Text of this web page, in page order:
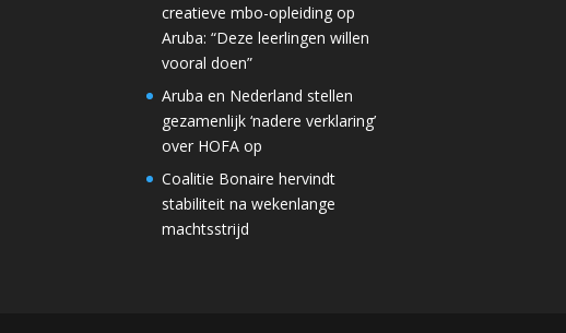
creatieve mbo-opleiding op
Aruba: “Deze leerlingen willen
vooral doen”
Aruba en Nederland stellen
gezamenlijk ‘nadere verklaring’
over HOFA op
Coalitie Bonaire hervindt
stabiliteit na wekenlange
machtsstrijd